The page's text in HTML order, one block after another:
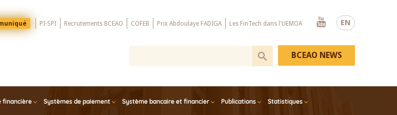
EN
PI-SPI Recrutements BCEAO COFEB Prix Abdoulaye FADIGA Les FinTech dans l'UEMOA
Youtube
financière Systèmes de paiement Système bancaire et financier Publications Statistiques
BCEAO NEWS